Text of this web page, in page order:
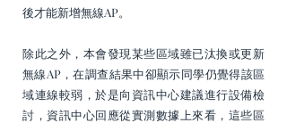
後才能新增無線AP。
除此之外，本會發現某些區域雖已汰換或更新
無線AP，在調查結果中卻顯示同學仍覺得該區
域連線較弱，於是向資訊中心建議進行設備檢
討，資訊中心回應從實測數據上來看，這些區